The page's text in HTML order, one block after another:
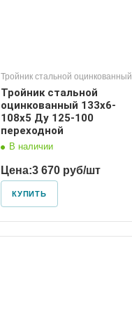
Тройник стальной оцинкованный
Тройник стальной
оцинкованный 133х6-
108х5 Ду 125-100
переходной
В наличии
Цена:3 670 руб/шт
КУПИТЬ